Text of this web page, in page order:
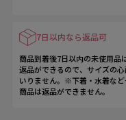
7日以内なら返品可
商品到着後7日以内の未使用品は
返品ができるので、サイズの心
いりません。※下着・水着など
商品は返品ができません。